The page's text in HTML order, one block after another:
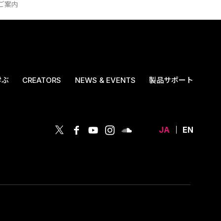
案内
CREATORS NEWS & EVENTS 製品サポート
JA EN